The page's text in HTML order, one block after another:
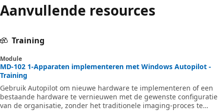
Aanvullende resources
Training
Module
MD-102 1-Apparaten implementeren met Windows Autopilot -
Training
Gebruik Autopilot om nieuwe hardware te implementeren of een
bestaande hardware te vernieuwen met de gewenste configuratie
van de organisatie, zonder het traditionele imaging-proces te